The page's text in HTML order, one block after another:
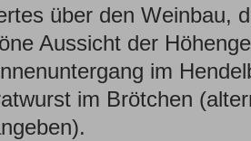
über den Weinbau,
Aussicht der
im
im Brötchen